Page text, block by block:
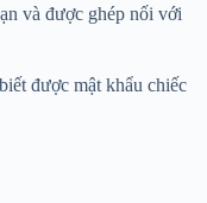
và được ghép nối với
được mật khẩu chiếc